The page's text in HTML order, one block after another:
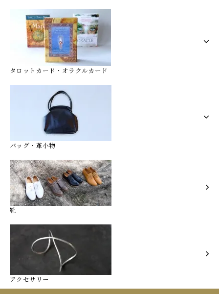
タロットカード・オラクルカード
バッグ・革小物
靴
アクセサリー